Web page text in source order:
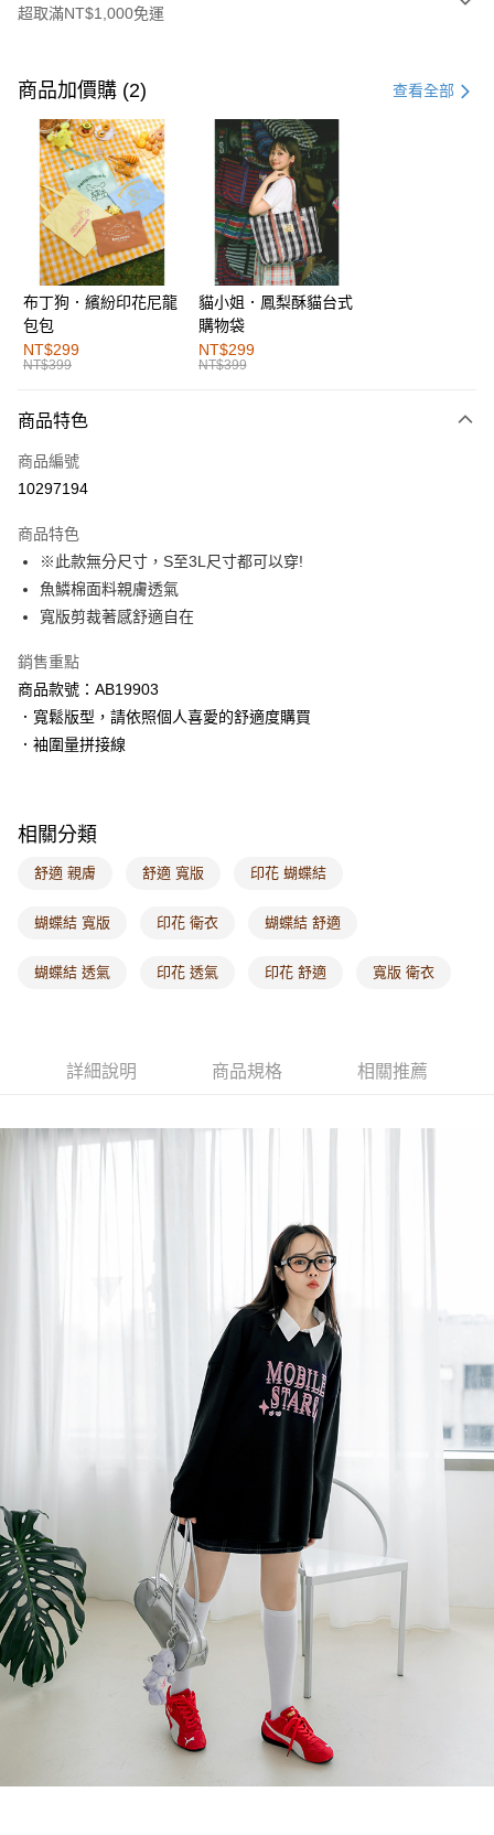
超取滿NT$1,000免運
信用卡一次付款
購物金
超商取貨付款
LINE Pay
街口支付
運送方式
全家取貨付款
每筆NT$60，滿NT$1,000(含以上)免運費
付款後全家取貨
萊爾富取貨付款
付款後萊爾富取貨
每筆NT$60，滿NT$1,000(含以上)免運費
7-11取貨付款
每筆NT$60，滿NT$1,000(含以上)免運費
付款後7-11取貨
每筆NT$60，滿NT$1,000(含以上)免運費
付款後門市自取
每筆NT$60，滿NT$1,000(含以上)免運費
商品加價購 (2) 查看全部
布丁狗．繽紛印花尼龍
包包
NT$299
NT$399
貓小姐．鳳梨酥貓台式
購物袋
NT$299
NT$399
商品特色
商品編號
10297194
商品特色
※此款無分尺寸，S至3L尺寸都可以穿!
魚鱗棉面料親膚透氣
寬版剪裁著感舒適自在
銷售重點
商品款號：AB19903
．寬鬆版型，請依照個人喜愛的舒適度購買
．袖圍量拼接線
相關分類
舒適 親膚 舒適 寬版 印花 蝴蝶結
蝴蝶結 寬版 印花 衛衣 蝴蝶結 舒適
蝴蝶結 透氣 印花 透氣 印花 舒適 寬版 衛衣
詳細說明 商品規格 相關推薦